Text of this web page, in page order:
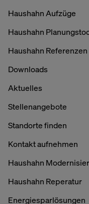
Haushahn Aufzüge
Haushahn
Haushahn Referenzen
Downloads
Aktuelles
Stellenangebote
Standorte finden
Kontakt aufnehmen
Haushahn
Haushahn Reperatur
Energiesparlösungen